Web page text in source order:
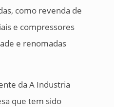
como revenda de
e compressores
e renomadas
da A Industria
que tem sido